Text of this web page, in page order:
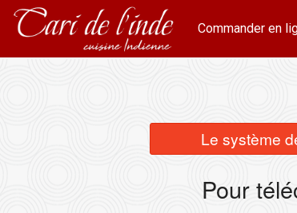
Commander en
Le système
Pour